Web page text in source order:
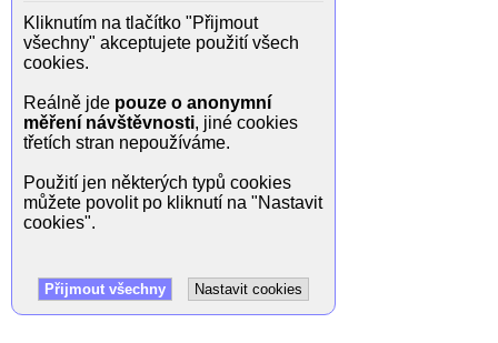
Kliknutím na tlačítko "Přijmout
všechny" akceptujete použití všech
cookies.
Reálně jde pouze o anonymní
měření návštěvnosti, jiné cookies
třetích stran nepoužíváme.
Použití jen některých typů cookies
můžete povolit po kliknutí na "Nastavit
cookies".
Přijmout všechny Nastavit cookies